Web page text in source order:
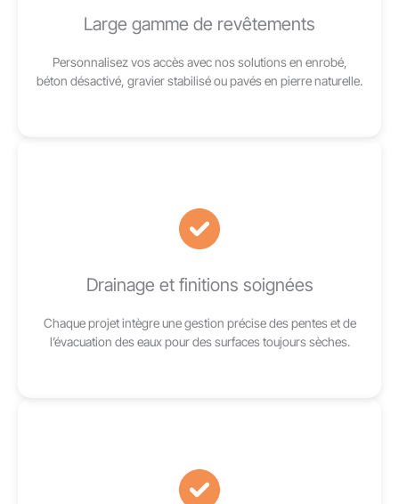
Large gamme de revêtements
Personnalisez vos accès avec nos solutions en enrobé,
béton désactivé, gravier stabilisé ou pavés en pierre naturelle.
Drainage et finitions soignées
Chaque projet intègre une gestion précise des pentes et de
l’évacuation des eaux pour des surfaces toujours sèches.